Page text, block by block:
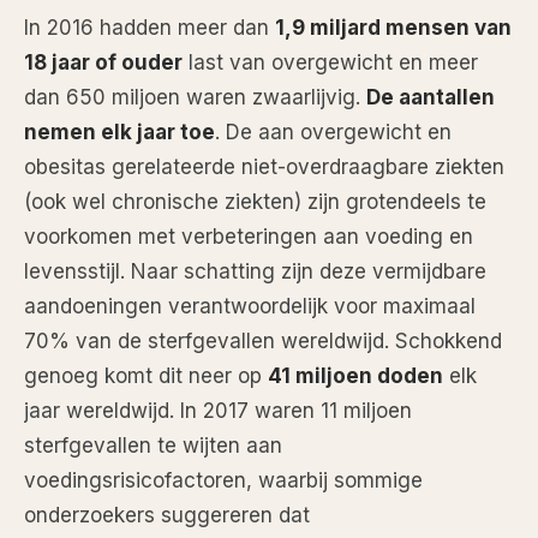
In 2016 hadden meer dan 1,9 miljard mensen van
18 jaar of ouder last van overgewicht en meer
dan 650 miljoen waren zwaarlijvig. De aantallen
nemen elk jaar toe. De aan overgewicht en
obesitas gerelateerde niet-overdraagbare ziekten
(ook wel chronische ziekten) zijn grotendeels te
voorkomen met verbeteringen aan voeding en
levensstijl. Naar schatting zijn deze vermijdbare
aandoeningen verantwoordelijk voor maximaal
70% van de sterfgevallen wereldwijd. Schokkend
genoeg komt dit neer op 41 miljoen doden elk
jaar wereldwijd. In 2017 waren 11 miljoen
sterfgevallen te wijten aan
voedingsrisicofactoren, waarbij sommige
onderzoekers suggereren dat